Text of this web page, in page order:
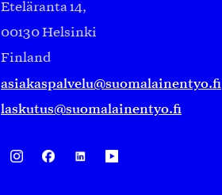
Eteläranta 14,
00130 Helsinki
Finland
asiakaspalvelu@suomalainentyo.fi
laskutus@suomalainentyo.fi